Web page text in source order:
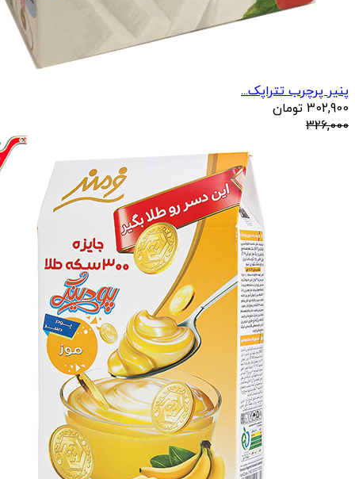
پنیر پرچرب تتراپک...
302,900 تومان
326,000